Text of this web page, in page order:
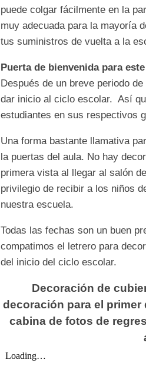
puede colgar fácilmente en la
muy adecuada para la mayoría
tus suministros de vuelta a la
Puerta de bienvenida para
Después de un breve periodo
dar inicio al ciclo escolar. Así
estudiantes en sus respectivos
Una forma bastante llamativa
la puertas del aula. No hay
primera vista al llegar al salón
privilegio de recibir a los niños
nuestra escuela.
Todas las fechas son un buen
compatimos el letrero para
del inicio del ciclo escolar.
Decoración de
decoración para el primer
cabina de fotos de